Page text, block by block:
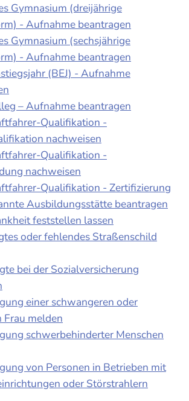
Gymnasium (dreijährige
- Aufnahme beantragen
Gymnasium (sechsjährige
- Aufnahme beantragen
(BEJ) - Aufnahme
– Aufnahme beantragen
Qualifikation -
nachweisen
Qualifikation -
nachweisen
Qualifikation - Zertifizierung
Ausbildungsstätte beantragen
feststellen lassen
oder fehlendes Straßenschild
bei der Sozialversicherung
einer schwangeren oder
Frau melden
schwerbehinderter Menschen
von Personen in Betrieben mit
oder Störstrahlern